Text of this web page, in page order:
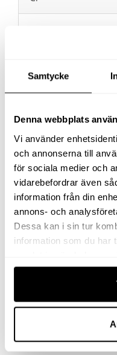
Samtycke
Denna webbplats
Vi använder
och annonserna till
för sociala medier och
vidarebefordrar även
information från din
annons- och
Dessa kan i sin tur
information som du har
F.
G.
H.
Oljevolym